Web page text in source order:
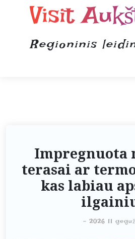
Visit
Regioninis
Impregnuota
terasai ar
kas labiau
- 2026 11